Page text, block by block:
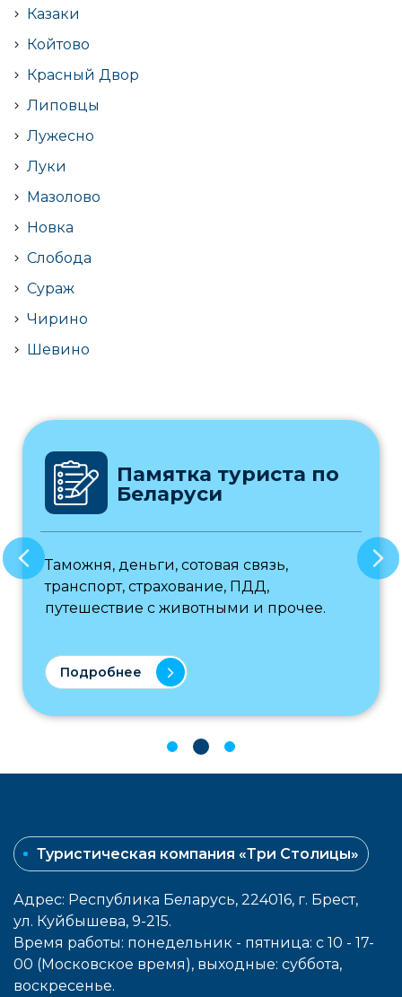
Казаки
Койтово
Красный Двор
Липовцы
Лужесно
Луки
Мазолово
Новка
Слобода
Сураж
Чирино
Шевино
Памятка туриста по
Беларуси
Таможня, деньги, сотовая связь,
транспорт, страхование, ПДД,
путешествие с животными и прочее.
Подробнее
Туристическая компания «Три Столицы»
Адрес: Республика Беларусь, 224016, г. Брест,
ул. Куйбышева, 9-215.
Время работы: понедельник - пятница: с 10 - 17-
00 (Московское время), выходные: cуббота,
воcкресенье.